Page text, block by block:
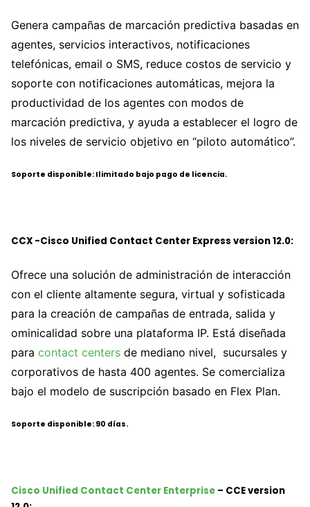
Genera campañas de marcación predictiva basadas en
agentes, servicios interactivos, notificaciones
telefónicas, email o SMS, reduce costos de servicio y
soporte con notificaciones automáticas, mejora la
productividad de los agentes con modos de
marcación predictiva, y ayuda a establecer el logro de
los niveles de servicio objetivo en “piloto automático”.
Soporte disponible: Ilimitado bajo pago de licencia.
CCX -Cisco Unified Contact Center Express version 12.0:
Ofrece una solución de administración de interacción
con el cliente altamente segura, virtual y sofisticada
para la creación de campañas de entrada, salida y
ominicalidad sobre una plataforma IP. Está diseñada
para contact centers de mediano nivel, sucursales y
corporativos de hasta 400 agentes. Se comercializa
bajo el modelo de suscripción basado en Flex Plan.
Soporte disponible: 90 días.
Cisco Unified Contact Center Enterprise – CCE version